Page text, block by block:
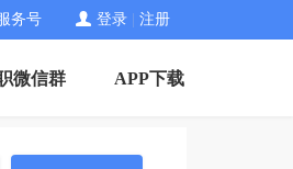
务号 登录 注册
微信群 APP下载